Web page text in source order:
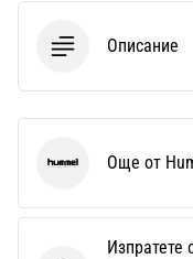
Описание
Изпратете
HummelОще от